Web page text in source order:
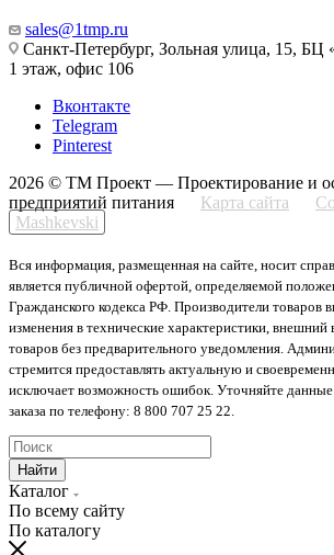
sales@1tmp.ru
Санкт-Петербург, Зольная улица, 15, БЦ
1 этаж, офис 106
Вконтакте
Telegram
Pinterest
2026 © ТМ Проект — Проектирование и
предприятий питания
Карта сайта
Mashkevski
Вся информация, размещенная на сайте, носит
является публичной офертой, определяемой
Гражданского кодекса РФ. Производители товаров
изменения в технические характеристики,
товаров без предварительного уведомления.
стремится предоставлять актуальную и
исключает возможность ошибок. Уточняйте
заказа по телефону: 8 800 707 25 22.
Найти
Каталог
По всему сайту
По каталогу